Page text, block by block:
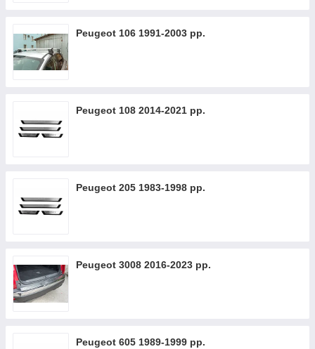
Peugeot 106 1991-2003 рр.
Peugeot 108 2014-2021 рр.
Peugeot 205 1983-1998 рр.
Peugeot 3008 2016-2023 рр.
Peugeot 605 1989-1999 рр.